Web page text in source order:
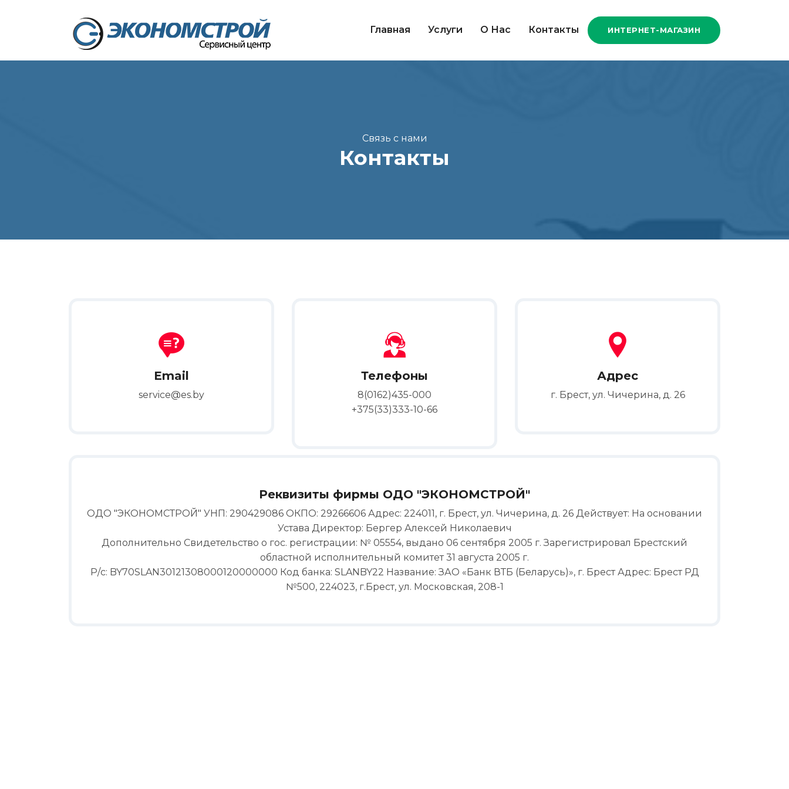
Главная Услуги О Нас Контакты ИНТЕРНЕТ-МАГАЗИН
Связь с нами
Контакты
Email
service@es.by
Телефоны
8(0162)435-000
+375(33)333-10-66
Адрес
г. Брест, ул. Чичерина, д. 26
Реквизиты фирмы ОДО "ЭКОНОМСТРОЙ"
ОДО "ЭКОНОМСТРОЙ" УНП: 290429086 ОКПО: 29266606 Адрес: 224011, г. Брест, ул. Чичерина, д. 26 Действует: На основании
Устава Директор: Бергер Алексей Николаевич
Дополнительно Свидетельство о гос. регистрации: № 05554, выдано 06 сентября 2005 г. Зарегистрировал Брестский
областной исполнительный комитет 31 августа 2005 г.
Р/с: BY70SLAN30121308000120000000 Код банка: SLANBY22 Название: ЗАО «Банк ВТБ (Беларусь)», г. Брест Адрес: Брест РД
№500, 224023, г.Брест, ул. Московская, 208-1